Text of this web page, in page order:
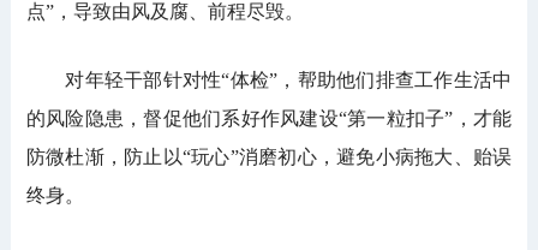
点”，导致由风及腐、前程尽毁。
对年轻干部针对性“体检”，帮助他们排查工作生活中
的风险隐患，督促他们系好作风建设“第一粒扣子”，才能
防微杜渐，防止以“玩心”消磨初心，避免小病拖大、贻误
终身。